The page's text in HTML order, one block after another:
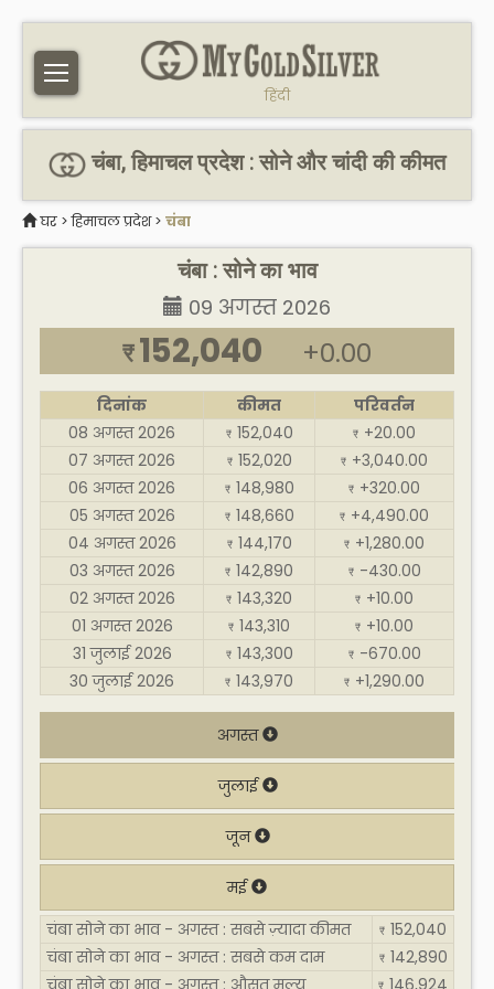
हिंदी
चंबा, हिमाचल प्रदेश : सोने और चांदी की कीमत
घर >हिमाचल प्रदेश> चंबा
चंबा : सोने का भाव
09 अगस्त 2026
₹ 152,040 +0.00
दिनांक कीमत
परिवर्तन
08 अगस्त 2026
₹ 152,040 ₹ +20.00
07 अगस्त 2026
₹ 152,020 ₹ +3,040.00
06 अगस्त 2026
₹ 148,980 ₹ +320.00
05 अगस्त 2026
₹ 148,660 ₹ +4,490.00
04 अगस्त 2026
₹ 144,170 ₹ +1,280.00
03 अगस्त 2026
₹ 142,890 ₹ -430.00
02 अगस्त 2026
₹ 143,320 ₹ +10.00
01 अगस्त 2026
₹ 143,310 ₹ +10.00
31 जुलाई 2026
₹ 143,300 ₹ -670.00
30 जुलाई 2026
₹ 143,970 ₹ +1,290.00
अगस्त
जुलाई
जून
मई
चंबा सोने का भाव - अगस्त : सबसे ज़्यादा कीमत
₹ 152,040
चंबा सोने का भाव - अगस्त : सबसे कम दाम
₹ 142,890
चंबा सोने का भाव - अगस्त : औसत मूल्य
146,924